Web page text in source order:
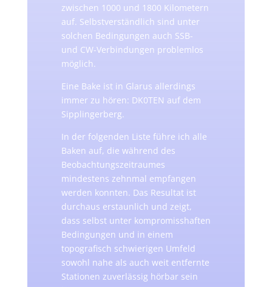
zwischen 1000 und 1800 Kilometern
auf. Selbstverständlich sind unter
solchen Bedingungen auch SSB-
und CW-Verbindungen problemlos
möglich.
Eine Bake ist in Glarus allerdings
immer zu hören: DK0TEN auf dem
Sipplingerberg.
In der folgenden Liste führe ich alle
Baken auf, die während des
Beobachtungszeitraumes
mindestens zehnmal empfangen
werden konnten. Das Resultat ist
durchaus erstaunlich und zeigt,
dass selbst unter kompromisshaften
Bedingungen und in einem
topografisch schwierigen Umfeld
sowohl nahe als auch weit entfernte
Stationen zuverlässig hörbar sein